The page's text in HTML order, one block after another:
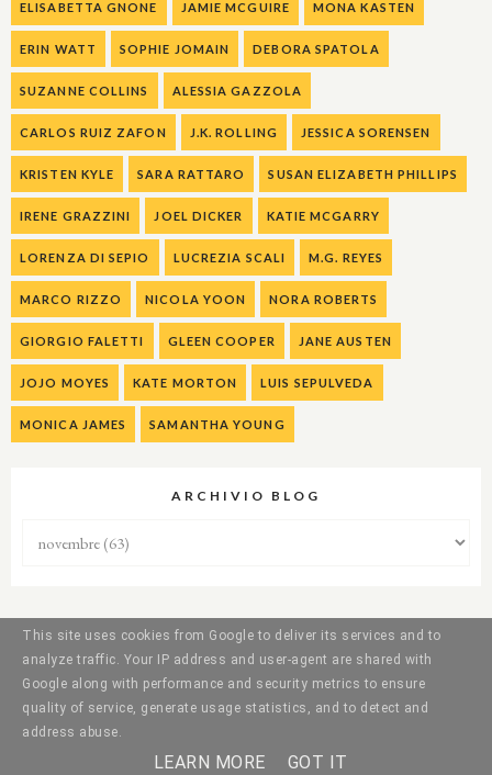
ELISABETTA GNONE JAMIE MCGUIRE MONA KASTEN
ERIN WATT SOPHIE JOMAIN DEBORA SPATOLA
SUZANNE COLLINS ALESSIA GAZZOLA
CARLOS RUIZ ZAFON J.K. ROLLING JESSICA SORENSEN
KRISTEN KYLE SARA RATTARO SUSAN ELIZABETH PHILLIPS
IRENE GRAZZINI JOEL DICKER KATIE MCGARRY
LORENZA DI SEPIO LUCREZIA SCALI M.G. REYES
MARCO RIZZO NICOLA YOON NORA ROBERTS
GIORGIO FALETTI GLEEN COOPER JANE AUSTEN
JOJO MOYES KATE MORTON LUIS SEPULVEDA
MONICA JAMES SAMANTHA YOUNG
ARCHIVIO BLOG
This site uses cookies from Google to deliver its services and to
analyze traffic. Your IP address and user-agent are shared with
Google along with performance and security metrics to ensure
quality of service, generate usage statistics, and to detect and
address abuse.
LEARN MORE GOT IT